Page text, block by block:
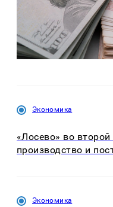
Экономика
«Лосево» во
производство и
Экономика